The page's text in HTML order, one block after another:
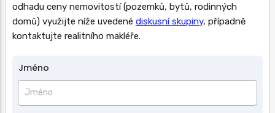
odhadu ceny nemovitostí (pozemků, bytů, rodinných
domů) využijte níže uvedené diskusní skupiny, případně
kontaktujte realitního makléře.
Jméno
a
příjmení
Jméno